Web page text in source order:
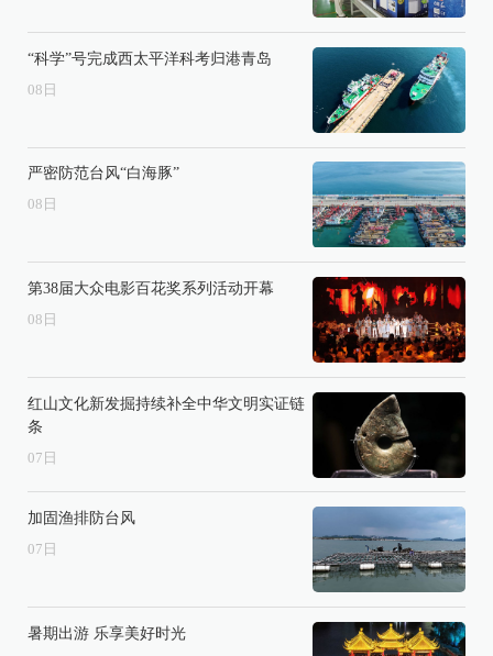
“科学”号完成西太平洋科考归港青岛
08 日
严密防范台风“白海豚”
08 日
第38届大众电影百花奖系列活动开幕
08 日
红山文化新发掘持续补全中华文明实证链
条
07 日
加固渔排防台风
07 日
暑期出游 乐享美好时光